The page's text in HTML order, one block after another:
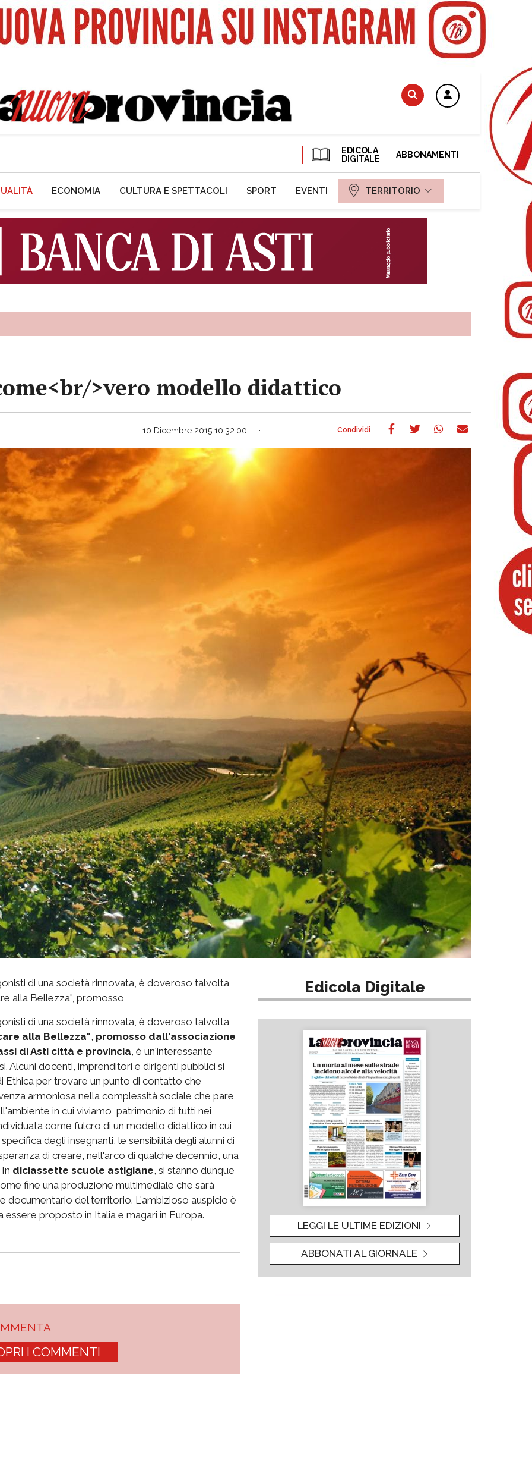
EDICOLA
DIGITALE
ABBONAMENTI
ECONOMIA CULTURA E SPETTACOLI SPORT EVENTI TERRITORIO
>vero modello didattico
10 Dicembre 2015 10:32:00
di una società rinnovata, è doveroso talvolta
alla Bellezza", promosso
di una società rinnovata, è doveroso talvolta
alla Bellezza" promosso dall'associazione
di Asti città e provincia , è un'interessante
Alcuni docenti, imprenditori e dirigenti pubblici si
Ethica per trovare un punto di contatto che
armoniosa nella complessità sociale che pare
in cui viviamo, patrimonio di tutti nei
come fulcro di un modello didattico in cui,
degli insegnanti, le sensibilità degli alunni di
di creare, nell'arco di qualche decennio, una
diciassette scuole astigiane , si stanno dunque
fine una produzione multimediale che sarà
documentario del territorio. L'ambizioso auspicio è
proposto in Italia e magari in Europa.
I COMMENTI
Edicola Digitale
LEGGI LE ULTIME EDIZIONI
ABBONATI AL GIORNALE